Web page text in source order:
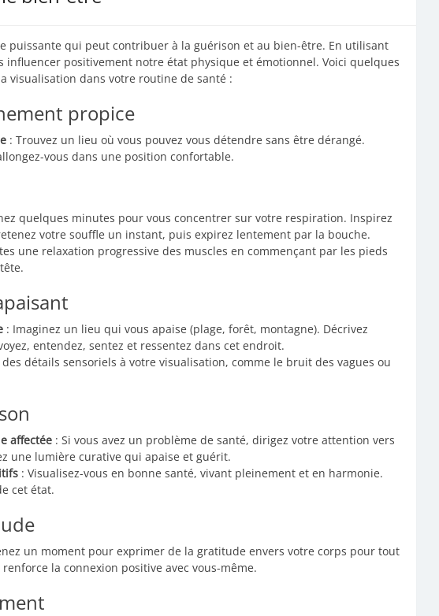
puissante qui peut contribuer à la guérison et au bien-être. En utilisant
influencer positivement notre état physique et émotionnel. Voici quelques
visualisation dans votre routine de santé :
propice
: Trouvez un lieu où vous pouvez vous détendre sans être dérangé.
vous dans une position confortable.
quelques minutes pour vous concentrer sur votre respiration. Inspirez
votre souffle un instant, puis expirez lentement par la bouche.
une relaxation progressive des muscles en commençant par les pieds
: Imaginez un lieu qui vous apaise (plage, forêt, montagne). Décrivez
entendez, sentez et ressentez dans cet endroit.
des détails sensoriels à votre visualisation, comme le bruit des vagues ou
affectée : Si vous avez un problème de santé, dirigez votre attention vers
une lumière curative qui apaise et guérit.
: Visualisez-vous en bonne santé, vivant pleinement et en harmonie.
cet état.
un moment pour exprimer de la gratitude envers votre corps pour tout
la connexion positive avec vous-même.